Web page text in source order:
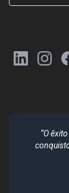
“O